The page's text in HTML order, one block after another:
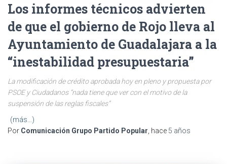
Los informes técnicos advierten
de que el gobierno de Rojo lleva al
Ayuntamiento de Guadalajara a la
“inestabilidad presupuestaria”
La modificación de crédito aprobada hoy en pleno y propuesta por
PSOE y Ciudadanos “nada tiene que ver con el motivo de la
suspensión de las reglas fiscales”
(más…)
Por Comunicación Grupo Partido Popular, hace 5 años